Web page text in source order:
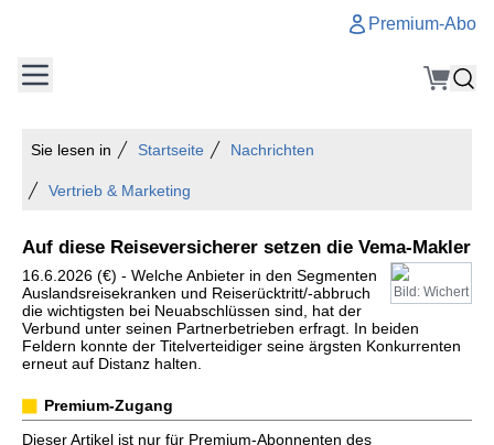
Premium-Abo
Sie lesen in Startseite Nachrichten
Vertrieb & Marketing
Auf diese Reiseversicherer setzen die Vema-Makler
Bild: Wichert
16.6.2026 (€) - Welche Anbieter in den Segmenten
Auslandsreisekranken und Reiserücktritt/-abbruch
die wichtigsten bei Neuabschlüssen sind, hat der
Verbund unter seinen Partnerbetrieben erfragt. In beiden
Feldern konnte der Titelverteidiger seine ärgsten Konkurrenten
erneut auf Distanz halten.
Premium-Zugang
Dieser Artikel ist nur für Premium-Abonnenten des